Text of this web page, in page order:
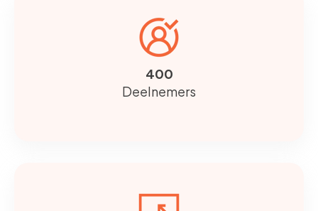
400
Deelnemers